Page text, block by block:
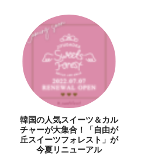
韓国の人気スイーツ＆カル
チャーが大集合！「自由が
丘スイーツフォレスト」が
今夏リニューアル